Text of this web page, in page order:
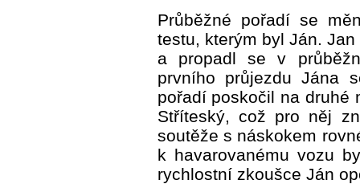
Průběžné pořadí se
testu, kterým byl Ján.
a propadl se v
prvního průjezdu Jána
pořadí poskočil na druhé
Stříteský, což pro něj
soutěže s náskokem
k havarovanému vozu
rychlostní zkoušce Ján